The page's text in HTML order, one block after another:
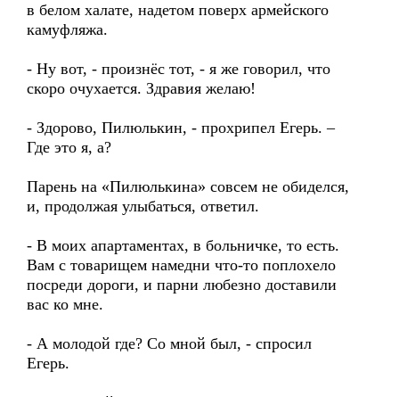
в белом халате, надетом поверх армейского
камуфляжа.
- Ну вот, - произнёс тот, - я же говорил, что
скоро очухается. Здравия желаю!
- Здорово, Пилюлькин, - прохрипел Егерь. –
Где это я, а?
Парень на «Пилюлькина» совсем не обиделся,
и, продолжая улыбаться, ответил.
- В моих апартаментах, в больничке, то есть.
Вам с товарищем намедни что-то поплохело
посреди дороги, и парни любезно доставили
вас ко мне.
- А молодой где? Со мной был, - спросил
Егерь.